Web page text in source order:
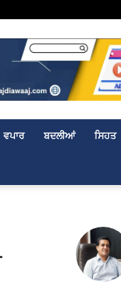
ਵਪਾਰ ਬਦਲੀਆਂ ਸਿਹਤ